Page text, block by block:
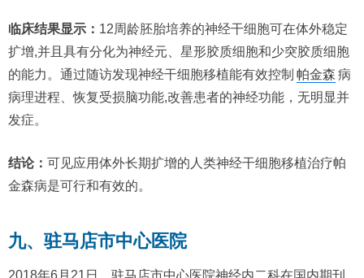
临床结果显示： 12周龄胚胎培养的神经干细胞可在体外稳定
扩增,并且具有分化为神经元、星形胶质细胞和少突胶质细胞
的能力。通过随访发现神经干细胞移植能有效控制 帕金森 病
病理进程、恢复受损脑功能,改善患者的神经功能，无明显并
发症。
结论： 可见应用体外长期扩增的人类神经干细胞移植治疗帕
金森病是可行和有效的。
九、驻马店市中心医院
2018年6月21日，驻马店市中心医院神经内二科在国内期刊